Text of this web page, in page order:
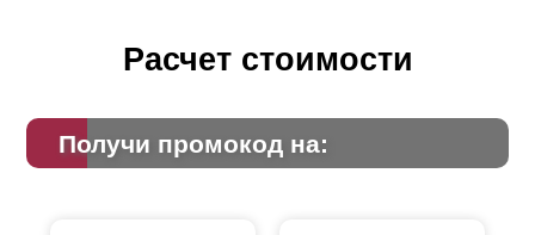
Расчет стоимости
Получи промокод на: